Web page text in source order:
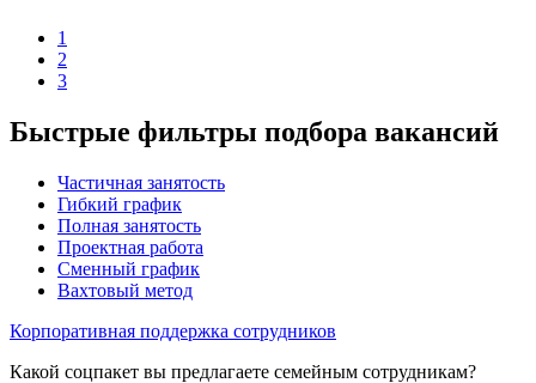
1
2
3
Быстрые фильтры подбора вакансий
Частичная занятость
Гибкий график
Полная занятость
Проектная работа
Сменный график
Вахтовый метод
Корпоративная поддержка сотрудников
Какой соцпакет вы предлагаете семейным сотрудникам?